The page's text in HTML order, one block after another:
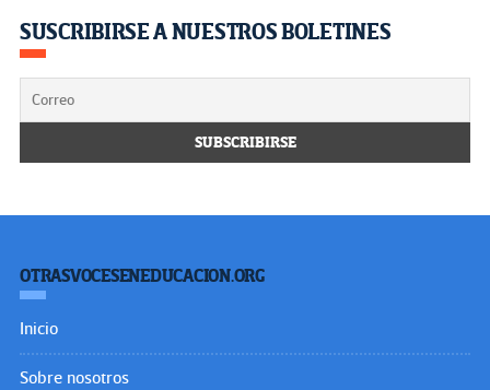
SUSCRIBIRSE A NUESTROS BOLETINES
OTRASVOCESENEDUCACION.ORG
Inicio
Sobre nosotros